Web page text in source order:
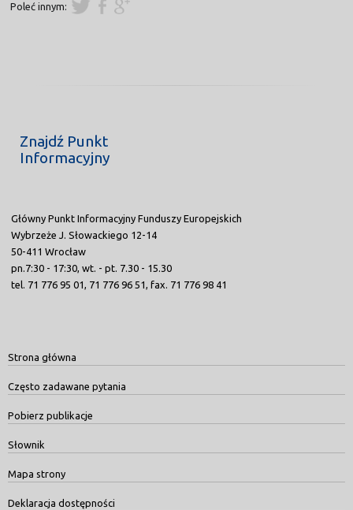
Poleć innym:
Znajdź Punkt
Informacyjny
Główny Punkt Informacyjny Funduszy Europejskich
Wybrzeże J. Słowackiego 12-14
50-411 Wrocław
pn.7:30 - 17:30, wt. - pt. 7.30 - 15.30
tel. 71 776 95 01, 71 776 96 51, fax. 71 776 98 41
Strona główna
Często zadawane pytania
Pobierz publikacje
Słownik
Mapa strony
Deklaracja dostępności